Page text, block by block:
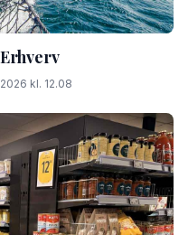
kl. 12.08